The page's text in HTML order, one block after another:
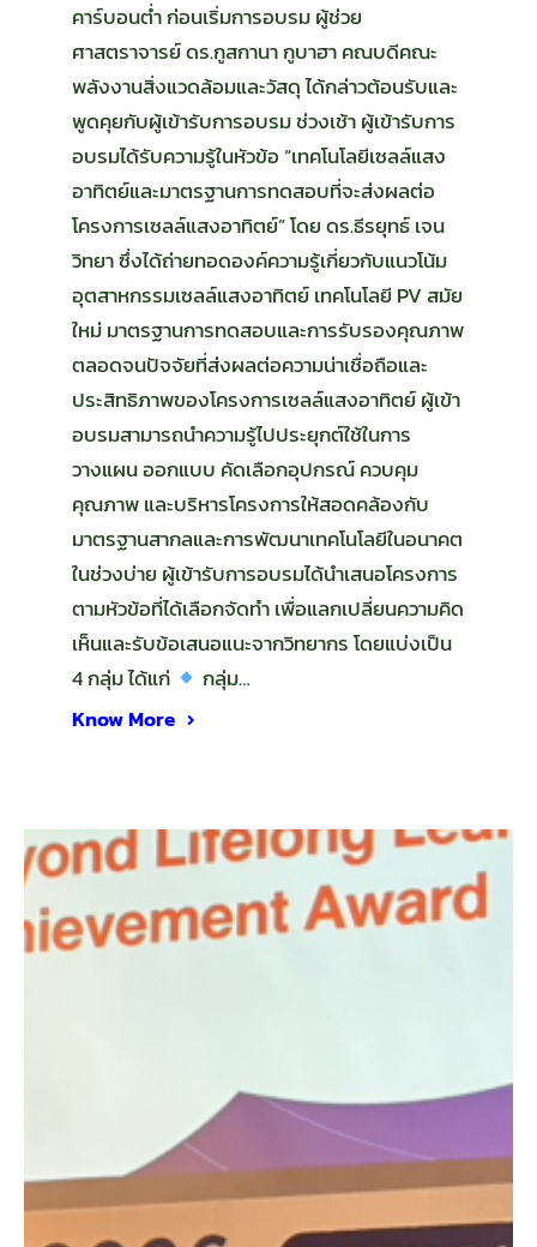
คาร์บอนต่ำ ก่อนเริ่มการอบรม ผู้ช่วย
ศาสตราจารย์ ดร.กูสกานา กูบาฮา คณบดีคณะ
พลังงานสิ่งแวดล้อมและวัสดุ ได้กล่าวต้อนรับและ
พูดคุยกับผู้เข้ารับการอบรม ช่วงเช้า ผู้เข้ารับการ
อบรมได้รับความรู้ในหัวข้อ “เทคโนโลยีเซลล์แสง
อาทิตย์และมาตรฐานการทดสอบที่จะส่งผลต่อ
โครงการเซลล์แสงอาทิตย์” โดย ดร.ธีรยุทธ์ เจน
วิทยา ซึ่งได้ถ่ายทอดองค์ความรู้เกี่ยวกับแนวโน้ม
อุตสาหกรรมเซลล์แสงอาทิตย์ เทคโนโลยี PV สมัย
ใหม่ มาตรฐานการทดสอบและการรับรองคุณภาพ
ตลอดจนปัจจัยที่ส่งผลต่อความน่าเชื่อถือและ
ประสิทธิภาพของโครงการเซลล์แสงอาทิตย์ ผู้เข้า
อบรมสามารถนำความรู้ไปประยุกต์ใช้ในการ
วางแผน ออกแบบ คัดเลือกอุปกรณ์ ควบคุม
คุณภาพ และบริหารโครงการให้สอดคล้องกับ
มาตรฐานสากลและการพัฒนาเทคโนโลยีในอนาคต
ในช่วงบ่าย ผู้เข้ารับการอบรมได้นำเสนอโครงการ
ตามหัวข้อที่ได้เลือกจัดทำ เพื่อแลกเปลี่ยนความคิด
เห็นและรับข้อเสนอแนะจากวิทยากร โดยแบ่งเป็น
4 กลุ่ม ได้แก่
กลุ่ม…
Know More